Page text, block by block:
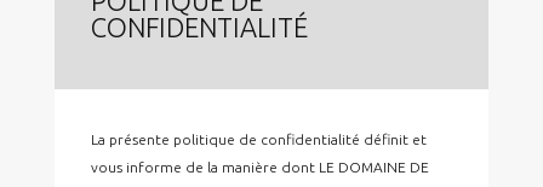
CONFIDENTIALITÉ
La présente politique de confidentialité définit et
vous informe de la manière dont LE DOMAINE DE